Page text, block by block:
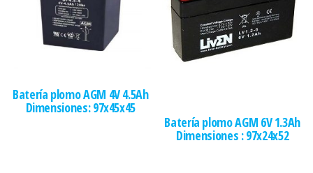
Batería plomo AGM 4V 4.5Ah
Dimensiones: 97x45x45
Batería plomo AGM 6V 1.3Ah
Dimensiones : 97x24x52